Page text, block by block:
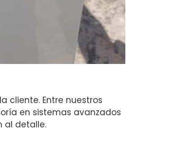
cliente. Entre nuestros
en sistemas avanzados
al detalle.